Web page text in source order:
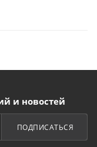
и новостей
ПОДПИСАТЬСЯ